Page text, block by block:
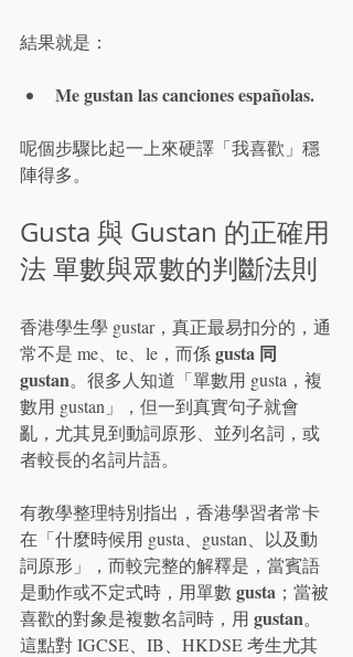
結果就是：
Me gustan las canciones españolas.
呢個步驟比起一上來硬譯「我喜歡」穩
陣得多。
Gusta 與 Gustan 的正確用
法 單數與眾數的判斷法則
香港學生學 gustar，真正最易扣分的，通
常不是 me、te、le，而係 gusta 同
gustan。很多人知道「單數用 gusta，複
數用 gustan」，但一到真實句子就會
亂，尤其見到動詞原形、並列名詞，或
者較長的名詞片語。
有教學整理特別指出，香港學習者常卡
在「什麼時候用 gusta、gustan、以及動
詞原形」，而較完整的解釋是，當賓語
是動作或不定式時，用單數 gusta ；當被
喜歡的對象是複數名詞時，用 gustan。
這點對 IGCSE、IB、HKDSE 考生尤其